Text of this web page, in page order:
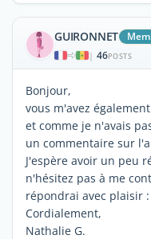
GUIRONNET
| 46POSTS
Bonjour,
vous m'avez
et comme je n'avais
un commentaire sur
J'espère avoir un peu
n'hésitez pas à me
répondrai avec plaisir
Cordialement,
Nathalie G.